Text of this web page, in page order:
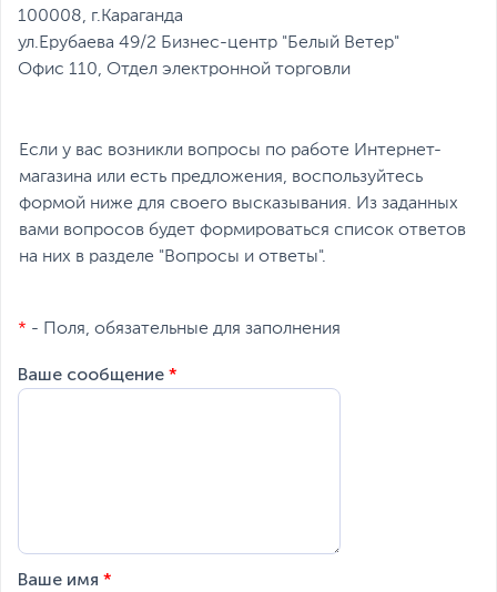
100008, г.Караганда
ул.Ерубаева 49/2 Бизнес-центр "Белый Ветер"
Офис 110, Отдел электронной торговли
Если у вас возникли вопросы по работе Интернет-
магазина или есть предложения, воспользуйтесь
формой ниже для своего высказывания. Из заданных
вами вопросов будет формироваться список ответов
на них в разделе "Вопросы и ответы".
* - Поля, обязательные для заполнения
Ваше сообщение *
Ваше имя *